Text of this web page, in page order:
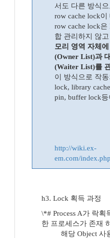
서도 다른 방식
row cache lock
row cache lock은
합 관리하지 않고
모리 영역 자체
(Owner List)과
(Waiter List)를
이 방식으로 작
lock, library
pin, buffer lock등
http://wiki.ex-
em.com/
h3. Lock 획득 과정
\*# Process A가 락획
한 프로세스가 존재
해당 Object 사